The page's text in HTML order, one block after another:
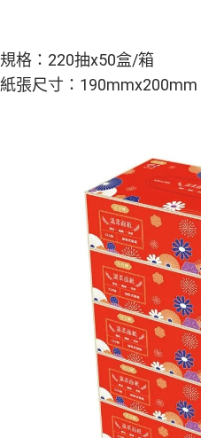
規格：220抽x50盒/箱
紙張尺寸：190mmx200mm